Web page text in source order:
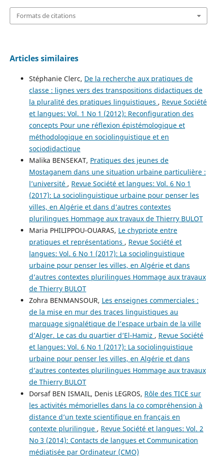
Formats de citations
Articles similaires
Stéphanie Clerc, De la recherche aux pratiques de
classe : lignes vers des transpositions didactiques de
la pluralité des pratiques linguistiques , Revue Société
et langues: Vol. 1 No 1 (2012): Reconfiguration des
concepts Pour une réflexion épistémologique et
méthodologique en sociolinguistique et en
sociodidactique
Malika BENSEKAT, Pratiques des jeunes de
Mostaganem dans une situation urbaine particulière :
l’université , Revue Société et langues: Vol. 6 No 1
(2017): La sociolinguistique urbaine pour penser les
villes, en Algérie et dans d’autres contextes
plurilingues Hommage aux travaux de Thierry BULOT
Maria PHILIPPOU-OUARAS, Le chypriote entre
pratiques et représentations , Revue Société et
langues: Vol. 6 No 1 (2017): La sociolinguistique
urbaine pour penser les villes, en Algérie et dans
d’autres contextes plurilingues Hommage aux travaux
de Thierry BULOT
Zohra BENMANSOUR, Les enseignes commerciales :
de la mise en mur des traces linguistiques au
marquage signalétique de l’espace urbain de la ville
d’Alger. Le cas du quartier d’El-Hamiz , Revue Société
et langues: Vol. 6 No 1 (2017): La sociolinguistique
urbaine pour penser les villes, en Algérie et dans
d’autres contextes plurilingues Hommage aux travaux
de Thierry BULOT
Dorsaf BEN ISMAIL, Denis LEGROS, Rôle des TICE sur
les activités mémorielles dans la co compréhension à
distance d’un texte scientifique en français en
contexte plurilingue , Revue Société et langues: Vol. 2
No 3 (2014): Contacts de langues et Communication
médiatisée par Ordinateur (CMO)